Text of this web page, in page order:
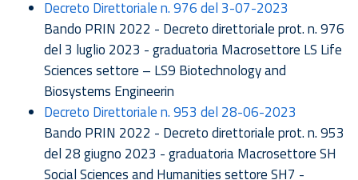
Decreto Direttoriale n. 976 del 3-07-2023
Bando PRIN 2022 - Decreto direttoriale prot. n. 976
del 3 luglio 2023 - graduatoria Macrosettore LS Life
Sciences settore – LS9 Biotechnology and
Biosystems Engineerin
Decreto Direttoriale n. 953 del 28-06-2023
Bando PRIN 2022 - Decreto direttoriale prot. n. 953
del 28 giugno 2023 - graduatoria Macrosettore SH
Social Sciences and Humanities settore SH7 -